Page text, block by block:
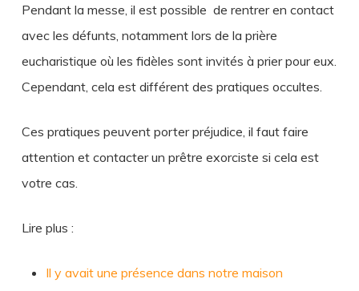
Pendant la messe, il est possible de rentrer en contact
avec les défunts, notamment lors de la prière
eucharistique où les fidèles sont invités à prier pour eux.
Cependant, cela est différent des pratiques occultes.
Ces pratiques peuvent porter préjudice, il faut faire
attention et contacter un prêtre exorciste si cela est
votre cas.
Lire plus :
Il y avait une présence dans notre maison